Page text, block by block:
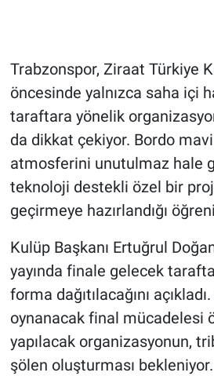
Trabzonspor, Ziraat Türkiye
öncesinde yalnızca saha içi
taraftara yönelik
da dikkat çekiyor. Bordo
atmosferini unutulmaz hale
teknoloji destekli özel bir
geçirmeye hazırlandığı
Kulüp Başkanı Ertuğrul
yayında finale gelecek
forma dağıtılacağını
oynanacak final mücadelesi
yapılacak organizasyonun,
şölen oluşturması bekleniyor.
ÇEVRE
HABERDE İNSAN
POLİTİKA
SPOR
Bilim, Teknoloji